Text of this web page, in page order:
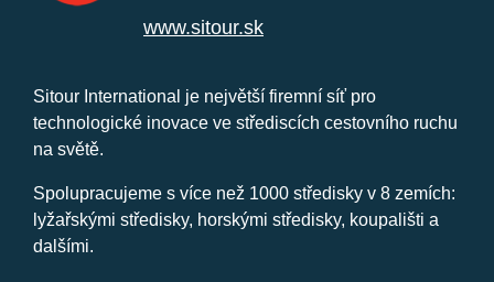
www.sitour.sk
Sitour International je největší firemní síť pro
technologické inovace ve střediscích cestovního ruchu
na světě.
Spolupracujeme s více než 1000 středisky v 8 zemích:
lyžařskými středisky, horskými středisky, koupališti a
dalšími.